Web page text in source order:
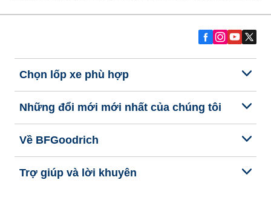
Chọn lốp xe phù hợp
Những đổi mới mới nhất của chúng tôi
Về BFGoodrich
Trợ giúp và lời khuyên